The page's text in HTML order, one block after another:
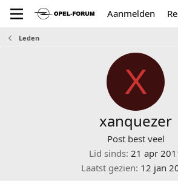
Aanmelden
Leden
X
xanquezer
Post best veel
Lid sinds 21 apr
Laatst gezien 12 jan